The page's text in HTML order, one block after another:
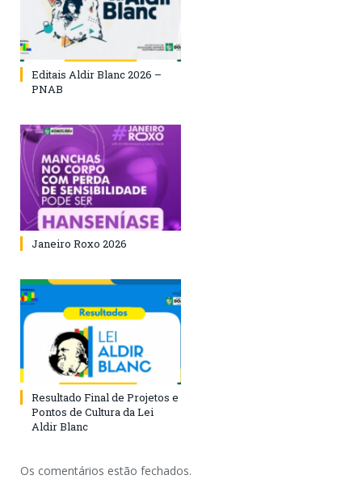
Editais Aldir Blanc 2026 –
PNAB
Janeiro Roxo 2026
Resultado Final de Projetos e
Pontos de Cultura da Lei
Aldir Blanc
Os comentários estão fechados.